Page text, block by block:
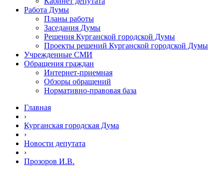
Работа Думы
Планы работы
Заседания Думы
Решения Курганской городской Думы
Проекты решений Курганской городской Думы
Учрежденные СМИ
Обращения граждан
Интернет-приемная
Обзоры обращений
Нормативно-правовая база
Главная
›
Курганская городская Дума
›
Новости депутата
›
Прозоров И.В.